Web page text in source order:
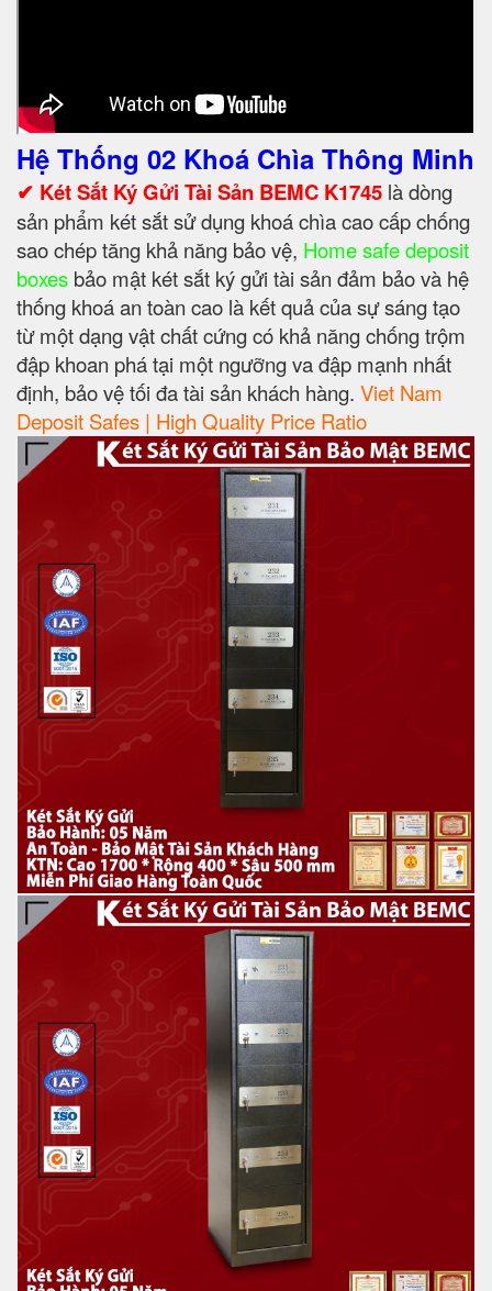
Hệ Thống 02 Khoá Chìa Thông Minh
✔ Két Sắt Ký Gửi Tài Sản BEMC K1745 là dòng
sản phẩm két sắt sử dụng khoá chìa cao cấp chống
sao chép tăng khả năng bảo vệ, Home safe deposit
boxes bảo mật két sắt ký gửi tài sản đảm bảo và hệ
thống khoá an toàn cao là kết quả của sự sáng tạo
từ một dạng vật chất cứng có khả năng chống trộm
đập khoan phá tại một ngưỡng va đập mạnh nhất
định, bảo vệ tối đa tài sản khách hàng. Viet Nam
Deposit Safes | High Quality Price Ratio